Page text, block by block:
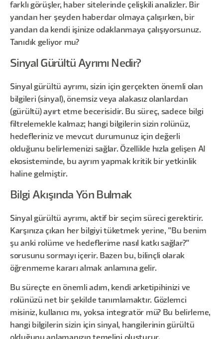
farklı görüşler, haber sitelerinde çelişkili analizler. Bir
yandan her şeyden haberdar olmaya çalışırken, bir
yandan da kendi işinize odaklanmaya çalışıyorsunuz.
Tanıdık geliyor mu?
Sinyal Gürültü Ayrımı Nedir?
Sinyal gürültü ayrımı, sizin için gerçekten önemli olan
bilgileri (sinyal), önemsiz veya alakasız olanlardan
(gürültü) ayırt etme becerisidir. Bu süreç, sadece bilgi
filtrelemekle kalmaz; hangi bilgilerin sizin rolünüz,
hedefleriniz ve mevcut durumunuz için değerli
olduğunu belirlemenizi sağlar. Özellikle hızla gelişen AI
ekosisteminde, bu ayrım yapmak kritik bir yetkinlik
haline gelmiştir.
Bilgi Akışında Yön Bulmak
Sinyal gürültü ayrımı, aktif bir seçim süreci gerektirir.
Karşınıza çıkan her bilgiyi tüketmek yerine, "Bu benim
şu anki rolüme ve hedeflerime nasıl katkı sağlar?"
sorusunu sormayı içerir. Bazen bu, bilinçli olarak
öğrenmeme kararı almak anlamına gelir.
Bu süreçte en önemli adım, kendi arketipihinizi ve
rolünüzü net bir şekilde tanımlamaktır. Gözlemci
misiniz, kullanıcı mı, yoksa integratör mü? Bu belirleme,
hangi bilgilerin sizin için sinyal, hangilerinin gürültü